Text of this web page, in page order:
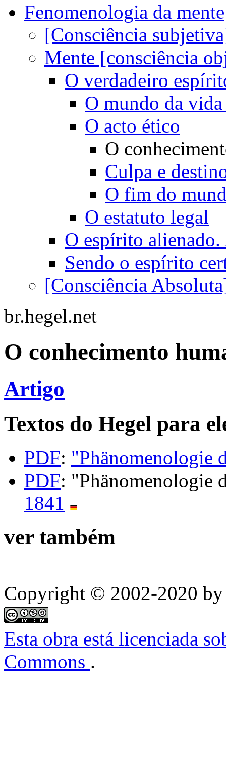
Fenomenologia da mente
[Consciência
Mente [consciência
O verdadeiro
O mundo da
O acto ético
O
Culpa e
O fim do
O estatuto legal
O espírito alienado.
Sendo o espírito
[Consciência
br.hegel.net
O conhecimento
Artigo
Textos do Hegel para
PDF: "Phänomenologie
PDF: "Phänomenologie
1841
ver também
Copyright © 2002-2020 by
Esta obra está licenciada
Commons .